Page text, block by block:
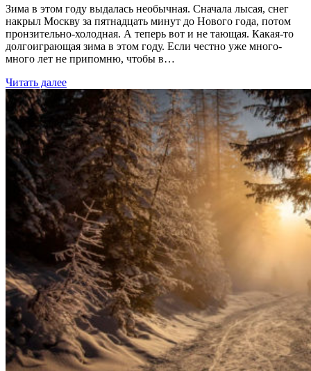
Зима в этом году выдалась необычная. Сначала лысая, снег
накрыл Москву за пятнадцать минут до Нового года, потом
пронзительно-холодная. А теперь вот и не тающая. Какая-то
долгоиграющая зима в этом году. Если честно уже много-
много лет не припомню, чтобы в…
Читать далее